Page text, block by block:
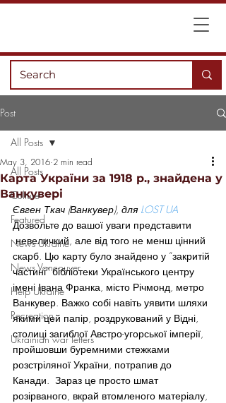
Post
All Posts
Culture
Featured
News Ukraine
News Vancouver
Help Ukraine
Recreation
Ukrainian war letters
All Posts
Карта України за 1918 р., знайдена у
Ванкувері
May 3, 2016 2 min read
Євген Ткач (Ванкувер), для LOST UA
Дозвольте до вашої уваги представити
невеличкий, але від того не менш цінний
скарб. Цю карту було знайдено у “закритій
частині” бібліотеки Українського центру
імені Івана Франка, місто Річмонд, метро
Ванкувер. Важко собі навіть уявити шляхи
якими цей папір, роздрукований у Відні,
столиці загиблої Австро-угорської імперії,
пройшовши буремними стежками
розстріляної України, потрапив до
Канади.  Зараз це просто шмат
розірваного, вкрай втомленого матеріалу,